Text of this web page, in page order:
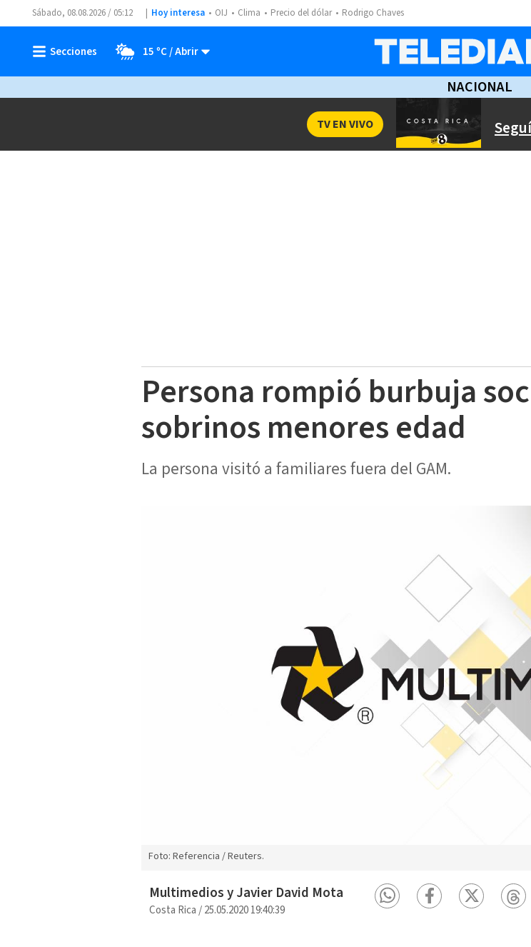
Sábado, 08.08.2026 / 05:12 Hoy interesa OIJ Clima Precio del dólar Rodrigo Chaves
15 ºC
NACIONAL
TV EN VIVO
Persona rompió burbuja
sobrinos menores edad
La persona visitó a familiares fuera del GAM.
Foto: Referencia / Reuters.
Multimedios y Javier David Mota
Costa Rica /25.05.2020 19:40:39